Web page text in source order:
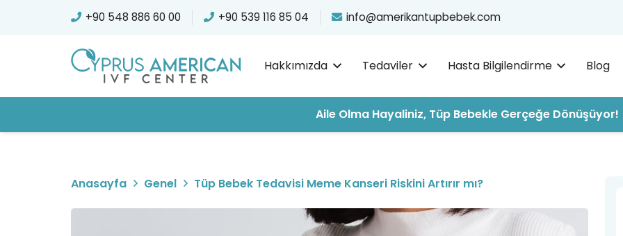
+90 548 886 60 00 +90 539 116 85 04 info@amerikantupbebek.com
Hakkımızda Tedaviler Hasta Bilgilendirme Blog
Aile Olma Hayaliniz, Tüp Bebekle Gerçeğe Dönüşüyor!
Anasayfa Genel Tüp Bebek Tedavisi Meme Kanseri Riskini Artırır mı?